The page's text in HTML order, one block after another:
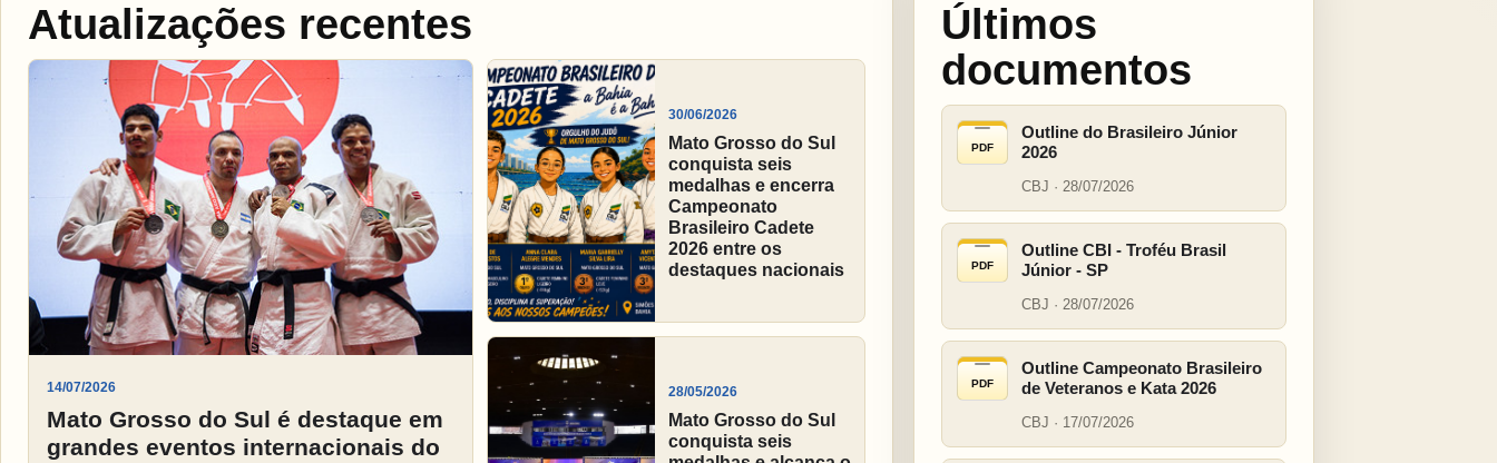
Atualizações recentes
14/07/2026
Mato Grosso do Sul é destaque em
grandes eventos internacionais do
30/06/2026
Mato Grosso do Sul
conquista seis
medalhas e encerra
Campeonato
Brasileiro Cadete
2026 entre os
destaques nacionais
28/05/2026
Mato Grosso do Sul
conquista seis
Últimos
documentos
PDF
Outline do Brasileiro Júnior
2026
CBJ · 28/07/2026
PDF
Outline CBI - Troféu Brasil
Júnior - SP
CBJ · 28/07/2026
PDF
Outline Campeonato Brasileiro
de Veteranos e Kata 2026
CBJ · 17/07/2026